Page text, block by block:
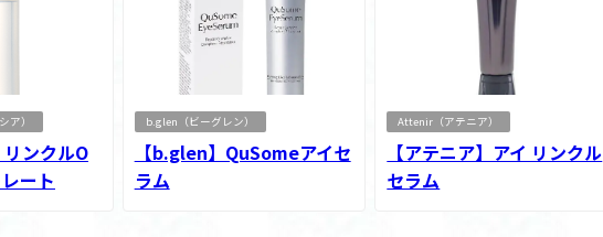
ア）
リンクルO
ート
b.glen（ビーグレン）
【b.glen】QuSomeアイセ
ラム
Attenir（アテニア）
【アテニア】アイ リンクル
セラム